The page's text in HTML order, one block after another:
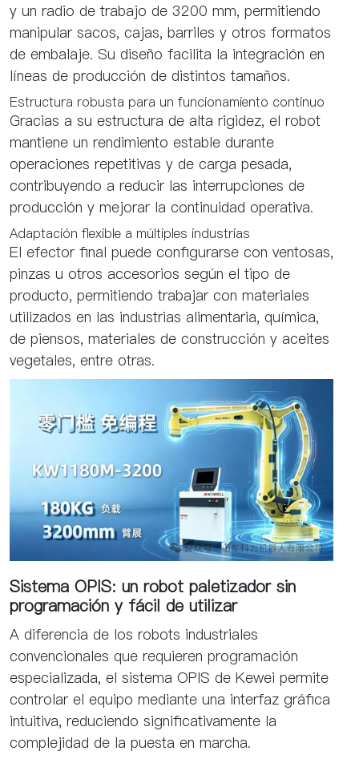
y un radio de trabajo de 3200 mm, permitiendo
manipular sacos, cajas, barriles y otros formatos
de embalaje. Su diseño facilita la integración en
líneas de producción de distintos tamaños.
Estructura robusta para un funcionamiento continuo
Gracias a su estructura de alta rigidez, el robot
mantiene un rendimiento estable durante
operaciones repetitivas y de carga pesada,
contribuyendo a reducir las interrupciones de
producción y mejorar la continuidad operativa.
Adaptación flexible a múltiples industrias
El efector final puede configurarse con ventosas,
pinzas u otros accesorios según el tipo de
producto, permitiendo trabajar con materiales
utilizados en las industrias alimentaria, química,
de piensos, materiales de construcción y aceites
vegetales, entre otras.
Sistema OPIS: un robot paletizador sin
programación y fácil de utilizar
A diferencia de los robots industriales
convencionales que requieren programación
especializada, el sistema OPIS de Kewei permite
controlar el equipo mediante una interfaz gráfica
intuitiva, reduciendo significativamente la
complejidad de la puesta en marcha.